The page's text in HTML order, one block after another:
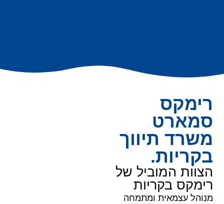
רימקס
סמארט
משרד תיווך
בקריות.
הצוות המוביל של
רימקס בקריות
מנוהל עצמאית ומתמחה